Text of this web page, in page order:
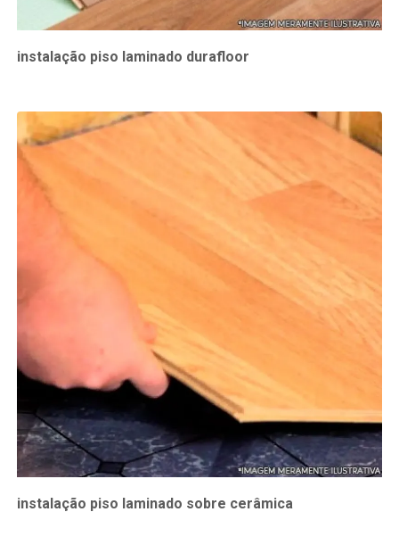
instalação piso laminado durafloor
instalação piso laminado sobre cerâmica